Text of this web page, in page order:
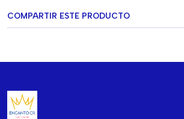
COMPARTIR ESTE PRODUCTO